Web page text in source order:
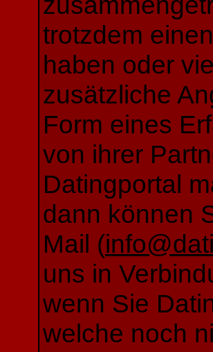
trotzdem
haben oder
zusätzliche
Form eines
von ihrer
Datingportal
dann können
Mail (
uns in
wenn Sie
welche noch